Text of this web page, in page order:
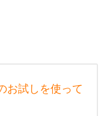
お試しを使って